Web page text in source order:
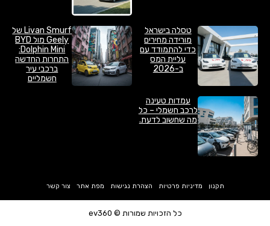
טסלה בישראל
מורידה מחירים
כדי להתמודד עם
עליית המס
ב-2026
Livan Smurf של
Geely מול BYD
Dolphin Mini:
התחרות החדשה
ברכבי עיר
חשמליים
עמדות טעינה
לרכב חשמלי – כל
מה שחשוב לדעת.
כל הזכויות שמורות © ev360
תקנון מדיניות פרטיות הצהרת נגישות מפת אתר צור קשר